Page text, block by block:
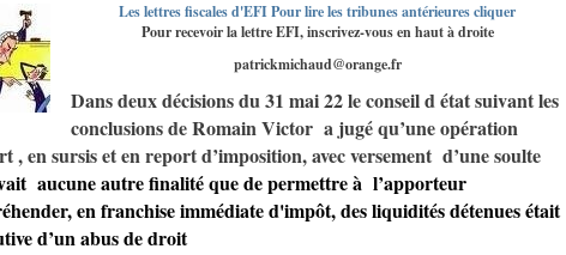
Les lettres fiscales d'EFI Pour lire les tribunes antérieures cliquer
Pour recevoir la lettre EFI, inscrivez-vous en haut à droite
patrickmichaud@orange.fr
Dans deux décisions du 31 mai 22 le conseil détatsuivant les
conclusionsde Romain Victor a jugé qu’une opération
, en sursis et en report d’imposition, avec versement d’une soulte
aucune autre finalité que de permettre à l’apporteur
en franchise immédiate d'impôt, des liquidités détenues était
d’un abus de droit